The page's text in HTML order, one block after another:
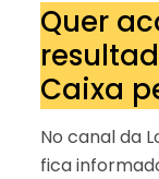
Quer
Caixa
No canal da
fica